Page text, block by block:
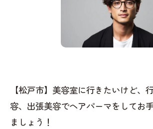
【松戸市】美容室に行きたいけど、
容、出張美容でヘアパーマをしてお
ましょう！